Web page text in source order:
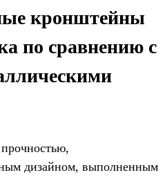
кронштейны
по сравнению с
дизайном, выполненным